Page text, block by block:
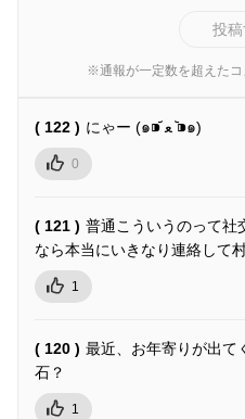
投稿
※通報が一定数を超えた
( 122 ) にゃー (๑⁍᷄ ﻌ ⁍᷅๑)
0
( 121 ) 普通こういうのって社
なら本当にいきなり連絡して
1
( 120 ) 最近、お年寄りが出て
石？
1